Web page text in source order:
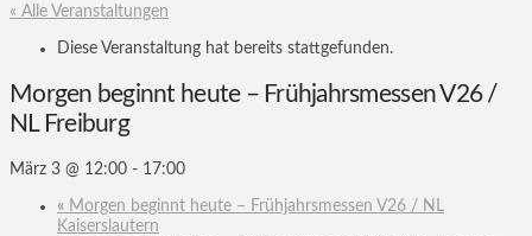
« Alle Veranstaltungen
Diese Veranstaltung hat bereits stattgefunden.
Morgen beginnt heute – Frühjahrsmessen V26 /
NL Freiburg
März 3 @ 12:00 - 17:00
« Morgen beginnt heute – Frühjahrsmessen V26 / NL
Kaiserslautern